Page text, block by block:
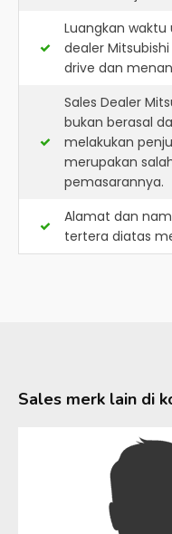
Luangkan
dealer
drive dan
Sales Dealer
bukan berasal
melakukan
merupakan
pemasarannya.
Alamat dan
tertera diatas
Sales merk lain di